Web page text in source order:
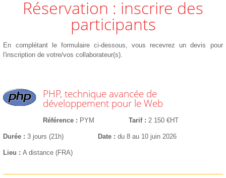
Réservation : inscrire des
participants
En complétant le formulaire ci-dessous, vous recevrez un devis pour
l'inscription de votre/vos collaborateur(s).
PHP, technique avancée de
développement pour le Web
Référence PYM Tarif 2 150 €HT
Durée 3 jours (21h) Date du 8 au 10 juin 2026
Lieu A distance (FRA)